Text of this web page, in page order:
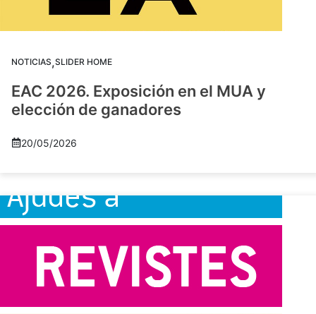
NOTICIAS,SLIDER HOME
EAC 2026. Exposición en el MUA y
elección de ganadores
20/05/2026